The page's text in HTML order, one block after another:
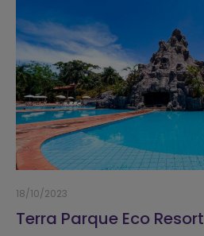
18/10/2023
Terra Parque Eco Resort